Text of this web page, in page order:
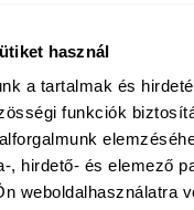
használ
a tartalmak és
funkciók
, hirdető- és elemező
weboldalhasználatra
beszerzési ár alatti
biztosítani korábbi
kapcsolatos
kérjük, forduljon
információként
a
más hirdetési